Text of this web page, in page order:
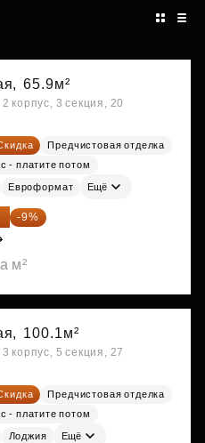
65.9м²
корпус, 3 секция, 20
Предчистовая отделка
- платите потом
Евроформат Ещё
₽ -9%
м²
100.1м²
корпус, 5 секция, 27
Предчистовая отделка
- платите потом
Лоджия Ещё